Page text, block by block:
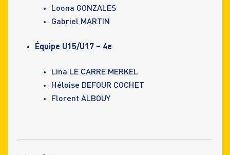
Loona GONZALES
Gabriel MARTIN
Équipe U15/U17 – 4e
Lina LE CARRE MERKEL
Héloise DEFOUR COCHET
Florent ALBOUY